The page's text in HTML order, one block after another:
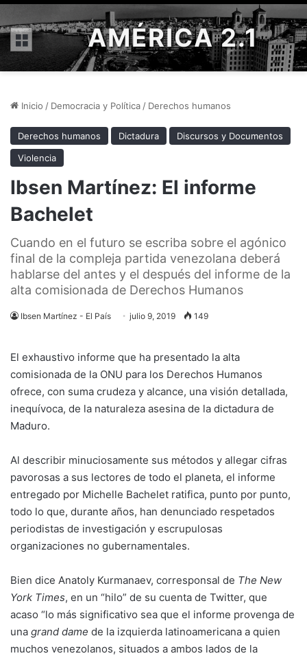
Menú AMÉRICA 2.1
Inicio / Democracia y Política / Derechos humanos
Derechos humanos Dictadura
Discursos y Documentos
Violencia
Ibsen Martínez: El informe
Bachelet
Cuando en el futuro se escriba sobre el agónico
final de la compleja partida venezolana deberá
hablarse del antes y el después del informe de la
alta comisionada de Derechos Humanos
Ibsen Martínez - El País julio 9, 2019 149
El exhaustivo informe que ha presentado la alta
comisionada de la ONU para los Derechos Humanos
ofrece, con suma crudeza y alcance, una visión detallada,
inequívoca, de la naturaleza asesina de la dictadura de
Maduro.
Al describir minuciosamente sus métodos y allegar cifras
pavorosas a sus lectores de todo el planeta, el informe
entregado por Michelle Bachelet ratifica, punto por punto,
todo lo que, durante años, han denunciado respetados
periodistas de investigación y escrupulosas
organizaciones no gubernamentales.
Bien dice Anatoly Kurmanaev, corresponsal de The New
York Times, en un “hilo” de su cuenta de Twitter, que
acaso “lo más significativo sea que el informe provenga de
una grand dame de la izquierda latinoamericana a quien
muchos venezolanos, situados a ambos lados de la